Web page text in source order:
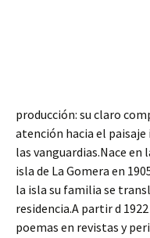
producción: su claro
atención hacia el paisaje
las vanguardias.Nace
isla de La Gomera en
la isla su familia se
residencia.A partir d
poemas en revistas y